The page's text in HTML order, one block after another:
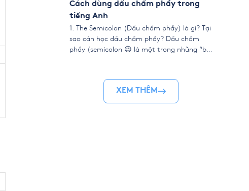
Cách dùng dấu chấm phẩy trong
tiếng Anh
1. The Semicolon (Dấu chấm phẩy) là gì? Tại
sao cần học dấu chấm phẩy? Dấu chấm
phẩy (semicolon 😉 là một trong những “bí
Nó thường xuất hiện trong văn viết học
thuật, business writing và […]
XEM THÊM